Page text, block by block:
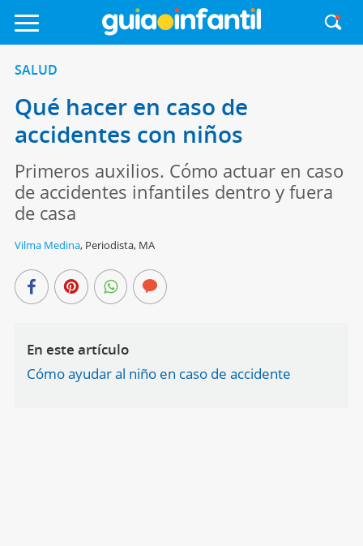
SALUD
Qué hacer en caso de
accidentes con niños
Primeros auxilios. Cómo actuar en caso
de accidentes infantiles dentro y fuera
de casa
Vilma Medina, Periodista, MA
En este artículo
Cómo ayudar al niño en caso de accidente